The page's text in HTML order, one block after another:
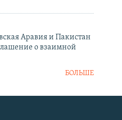
Аравия и Пакистан
о взаимной
БОЛЬШЕ